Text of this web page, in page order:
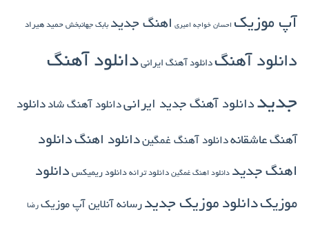
آپ موزیک احسان خواجه امیری اهنگ جدید بابک جهانبخش حمید هیراد
دانلود آهنگ دانلود آهنگ ایرانی دانلود آهنگ
جدید دانلود آهنگ جدید ایرانیدانلود آهنگ شاد دانلود
آهنگ عاشقانهدانلود آهنگ غمگیندانلود اهنگ دانلود
اهنگ جدید دانلود اهنگ غمگین دانلود ترانه دانلود ریمیکس دانلود
موزیکدانلود موزیک جدید رسانه آنلاین آپ موزیک رضا